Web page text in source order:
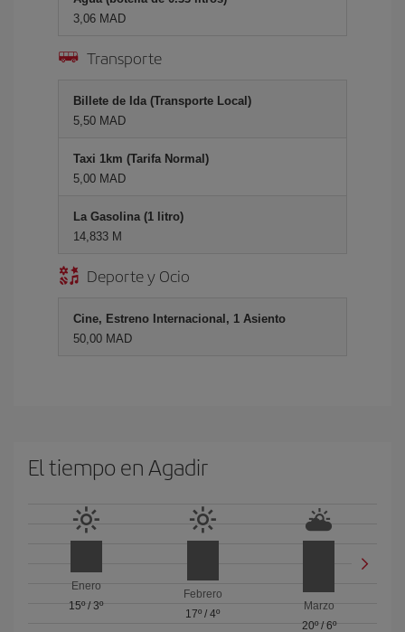
3,06 MAD
Transporte
Billete de Ida (Transporte Local)
5,50 MAD
Taxi 1km (Tarifa Normal)
5,00 MAD
La Gasolina (1 litro)
14,833 M
Deporte y Ocio
Cine, Estreno Internacional, 1 Asiento
50,00 MAD
El tiempo en Agadir
Enero
15º/3º
Febrero
17º / 4º
Marzo
20º/ 6º